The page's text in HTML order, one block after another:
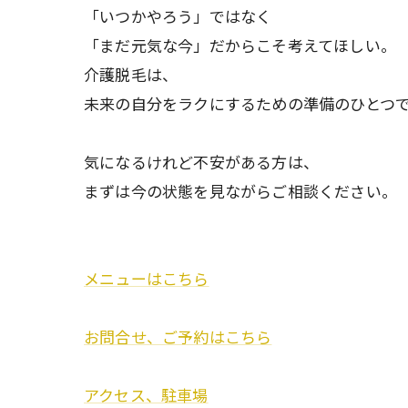
「いつかやろう」ではなく
「まだ元気な今」だからこそ考えてほしい。
介護脱毛は、
未来の自分をラクにするための準備のひとつ
気になるけれど不安がある方は、
まずは今の状態を見ながらご相談ください。
メニューはこちら
お問合せ、ご予約はこちら
アクセス、駐車場